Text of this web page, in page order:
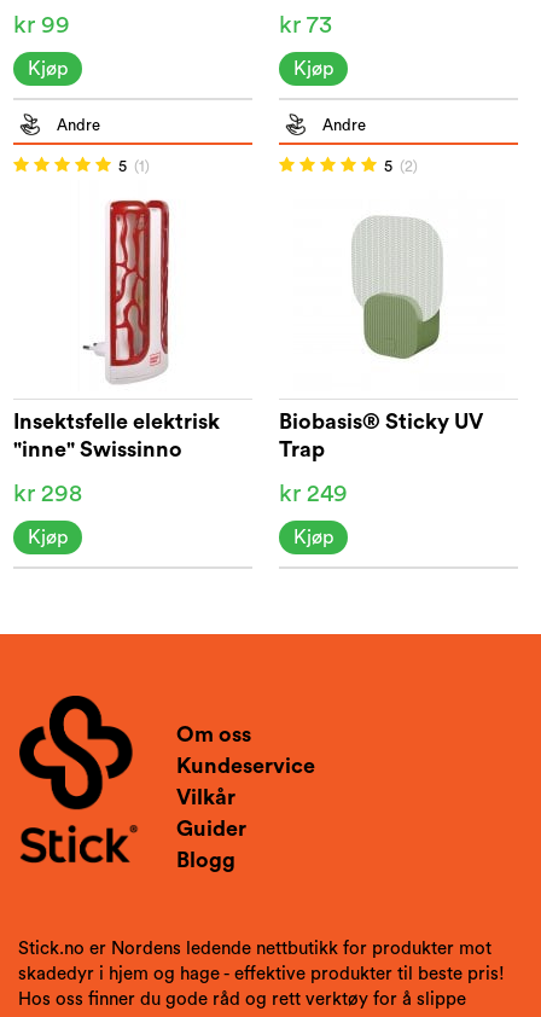
kr 99
Kjøp
kr 73
Kjøp
Andre
5 (1)
Insektsfelle elektrisk
"inne" Swissinno
kr 298
Kjøp
Andre
5 (2)
Biobasis® Sticky UV
Trap
kr 249
Kjøp
Om oss
Kundeservice
Vilkår
Guider
Blogg
Stick.no er Nordens ledende nettbutikk for produkter mot
skadedyr i hjem og hage - effektive produkter til beste pris!
Hos oss finner du gode råd og rett verktøy for å slippe